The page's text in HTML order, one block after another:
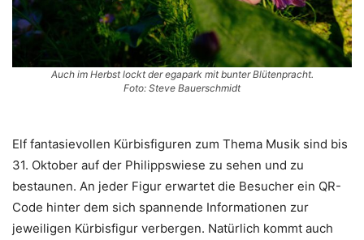
Auch im Herbst lockt der egapark mit bunter Blütenpracht.
Foto: Steve Bauerschmidt
Elf fantasievollen Kürbisfiguren zum Thema Musik sind bis
31. Oktober auf der Philippswiese zu sehen und zu
bestaunen. An jeder Figur erwartet die Besucher ein QR-
Code hinter dem sich spannende Informationen zur
jeweiligen Kürbisfigur verbergen. Natürlich kommt auch